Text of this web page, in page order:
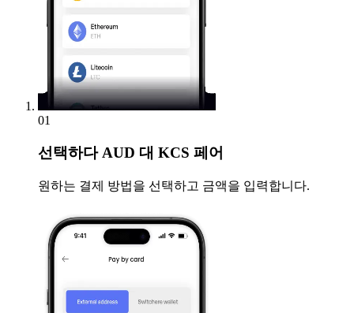
01
선택하다AUD 대 KCS 페어
원하는 결제 방법을 선택하고 금액을 입력합니다.